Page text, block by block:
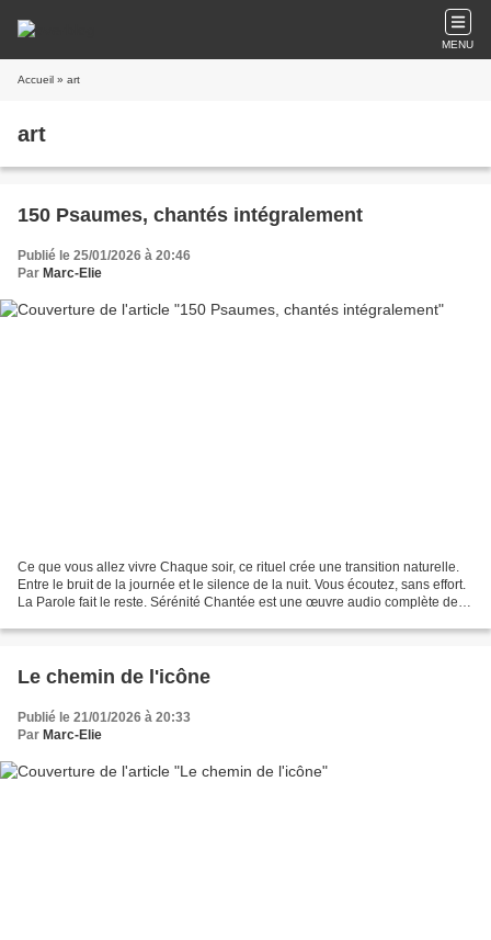
MENU
Accueil » art
art
150 Psaumes, chantés intégralement
Publié le 25/01/2026 à 20:46
Par Marc-Elie
Ce que vous allez vivre Chaque soir, ce rituel crée une transition naturelle.
Entre le bruit de la journée et le silence de la nuit. Vous écoutez, sans effort.
La Parole fait le reste. Sérénité Chantée est une œuvre audio complète des
Le chemin de l'icône
Publié le 21/01/2026 à 20:33
Par Marc-Elie